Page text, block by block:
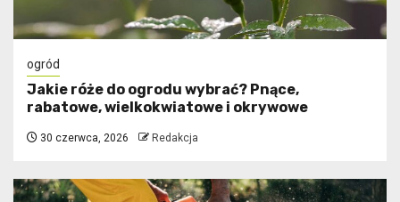
ogród
Jakie róże do ogrodu wybrać? Pnące,
rabatowe, wielkokwiatowe i okrywowe
30 czerwca, 2026 Redakcja